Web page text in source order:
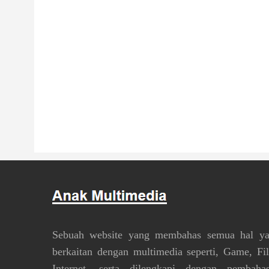
Sebuah website yang membahas semua hal
berkaitan dengan multimedia seperti, Game,